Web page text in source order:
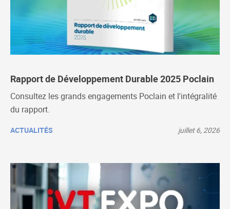
Rapport de Développement Durable 2025 Poclain
Consultez les grands engagements Poclain et l'intégralité
du rapport.
ACTUALITÉS juillet 6, 2026